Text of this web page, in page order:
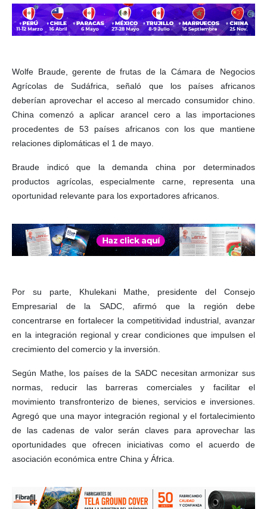
Wolfe Braude, gerente de frutas de la Cámara de Negocios
Agrícolas de Sudáfrica, señaló que los países africanos
deberían aprovechar el acceso al mercado consumidor chino.
China comenzó a aplicar arancel cero a las importaciones
procedentes de 53 países africanos con los que mantiene
relaciones diplomáticas el 1 de mayo.
Braude indicó que la demanda china por determinados
productos agrícolas, especialmente carne, representa una
oportunidad relevante para los exportadores africanos.
Por su parte, Khulekani Mathe, presidente del Consejo
Empresarial de la SADC, afirmó que la región debe
concentrarse en fortalecer la competitividad industrial, avanzar
en la integración regional y crear condiciones que impulsen el
crecimiento del comercio y la inversión.
Según Mathe, los países de la SADC necesitan armonizar sus
normas, reducir las barreras comerciales y facilitar el
movimiento transfronterizo de bienes, servicios e inversiones.
Agregó que una mayor integración regional y el fortalecimiento
de las cadenas de valor serán claves para aprovechar las
oportunidades que ofrecen iniciativas como el acuerdo de
asociación económica entre China y África.